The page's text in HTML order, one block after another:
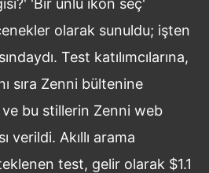
'Bir ünlü ikon seç'
olarak sunuldu; işten
Test katılımcılarına,
sıra Zenni bültenine
bu stillerin Zenni web
verildi. Akıllı arama
test, gelir olarak $1.1